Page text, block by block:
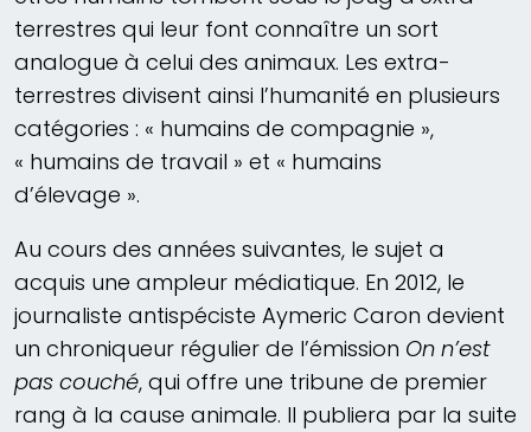
terrestres qui leur font connaître un sort
analogue à celui des animaux. Les extra-
terrestres divisent ainsi l’humanité en plusieurs
catégories : « humains de compagnie »,
« humains de travail » et « humains
d’élevage ».
Au cours des années suivantes, le sujet a
acquis une ampleur médiatique. En 2012, le
journaliste antispéciste Aymeric Caron devient
un chroniqueur régulier de l’émission On n’est
pas couché, qui offre une tribune de premier
rang à la cause animale. Il publiera par la suite